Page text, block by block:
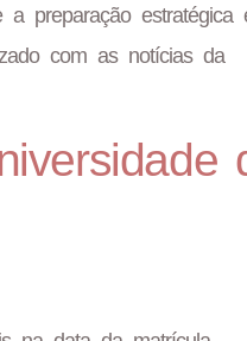
a preparação estratégica
com as notícias da